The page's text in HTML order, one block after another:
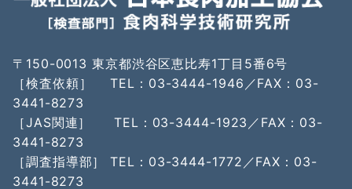
〒150-0013 東京都渋谷区恵比寿1丁目5番6号
［検査依頼］ TEL：03-3444-1946／FAX：03-
3441-8273
［JAS関連］ TEL：03-3444-1923／FAX：03-
3441-8273
［調査指導部］ TEL：03-3444-1772／FAX：03-
3441-8273